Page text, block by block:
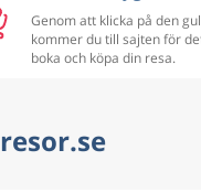
Genom att klicka på den
kommer du till sajten för
boka och köpa din resa.